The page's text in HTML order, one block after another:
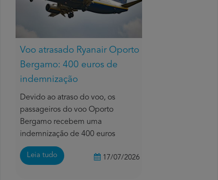
Voo atrasado Ryanair Oporto
Bergamo: 400 euros de
indemnização
Devido ao atraso do voo, os
passageiros do voo Oporto
Bergamo recebem uma
indemnização de 400 euros
Leia tudo 17/07/2026